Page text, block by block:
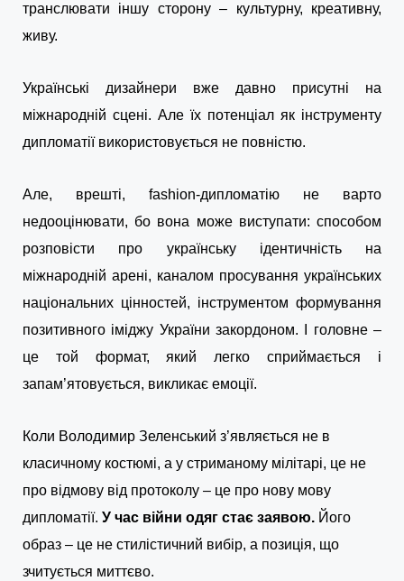
транслювати іншу сторону – культурну, креативну,
живу.
Українські дизайнери вже давно присутні на
міжнародній сцені. Але їх потенціал як інструменту
дипломатії використовується не повністю.
Але, врешті, fashion-дипломатію не варто
недооцінювати, бо вона може виступати: способом
розповісти про українську ідентичність на
міжнародній арені, каналом просування українських
національних цінностей, інструментом формування
позитивного іміджу України закордоном.
І головне –
це той формат, який легко сприймається і
запам’ятовується, викликає емоції.
Коли Володимир Зеленський з’являється не в
класичному костюмі, а у стриманому мілітарі, це не
про відмову від протоколу – це про нову мову
дипломатії. У час війни одяг стає заявою. Його
образ – це не стилістичний вибір, а позиція, що
зчитується миттєво.